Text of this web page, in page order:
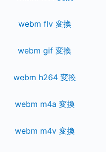
webm flv 変換
webm gif 変換
webm h264 変換
webm m4a 変換
webm m4v 変換